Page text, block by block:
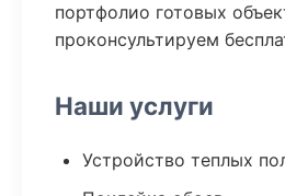
портфолио готовых
проконсультируем
Наши услуги
Устройство теплых